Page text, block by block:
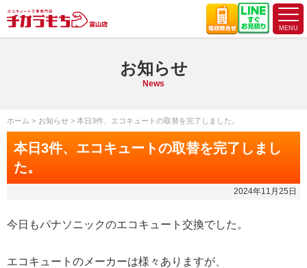
お知らせ
News
ホーム お知らせ 本日3件、エコキュートの取替を完了しました。
本日3件、エコキュートの取替を完了しまし
た。
2024年11月25日
今日もパナソニックのエコキュート交換でした。
エコキュートのメーカーは様々ありますが、